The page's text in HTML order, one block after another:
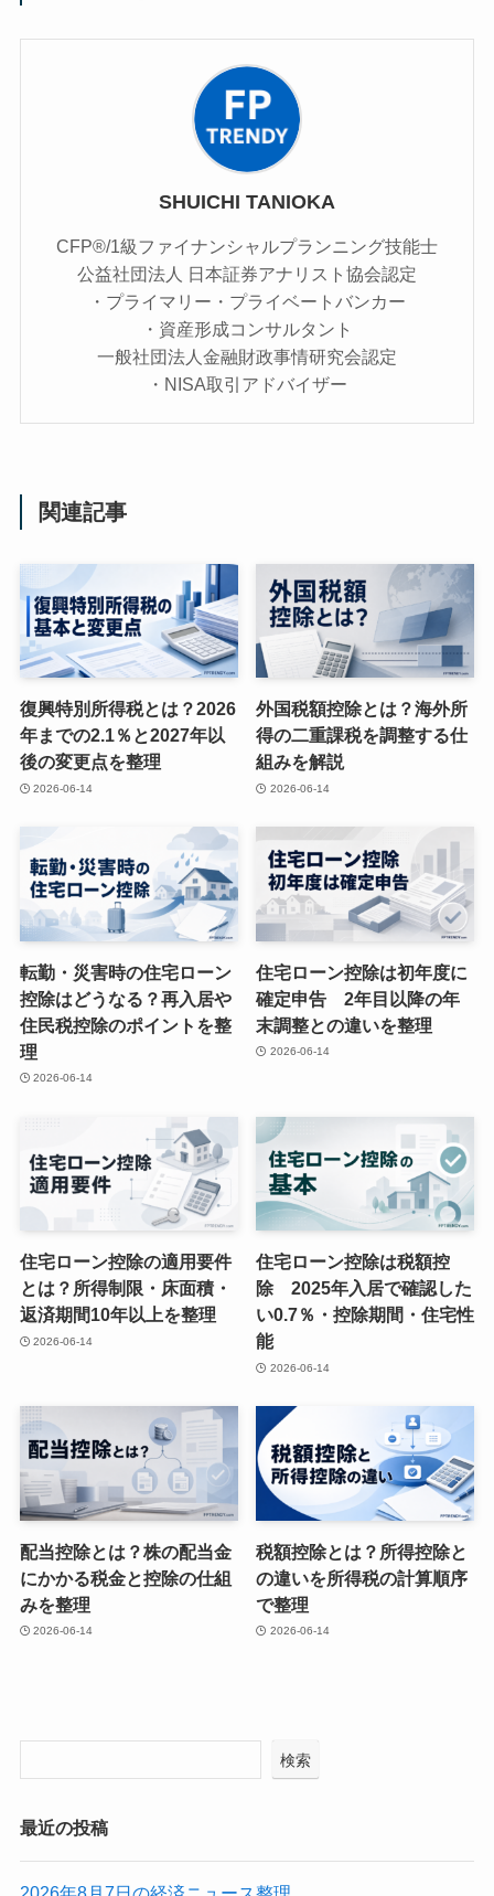
SHUICHI TANIOKA
CFP®/1級ファイナンシャルプランニング技能士
公益社団法人 日本証券アナリスト協会認定
・プライマリー・プライベートバンカー
・資産形成コンサルタント
一般社団法人金融財政事情研究会認定
・NISA取引アドバイザー
関連記事
復興特別所得税とは？2026
年までの2.1％と2027年以
後の変更点を整理
2026-06-14
外国税額控除とは？海外所
得の二重課税を調整する仕
組みを解説
2026-06-14
転勤・災害時の住宅ローン
控除はどうなる？再入居や
住民税控除のポイントを整
理
2026-06-14
住宅ローン控除は初年度に
確定申告 2年目以降の年
末調整との違いを整理
2026-06-14
住宅ローン控除の適用要件
とは？所得制限・床面積・
返済期間10年以上を整理
2026-06-14
住宅ローン控除は税額控
除 2025年入居で確認した
い0.7％・控除期間・住宅性
能
2026-06-14
配当控除とは？株の配当金
にかかる税金と控除の仕組
みを整理
2026-06-14
税額控除とは？所得控除と
の違いを所得税の計算順序
で整理
2026-06-14
検索
最近の投稿